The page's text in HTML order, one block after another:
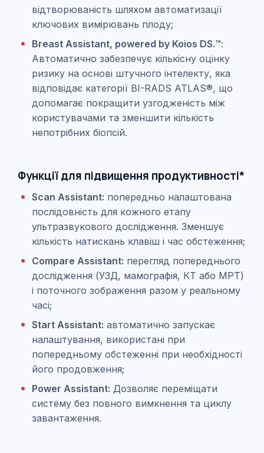
відтворюваність шляхом автоматизації
ключових вимірювань плоду;
Breast Assistant, powered by Koios DS.™:
Автоматично забезпечує кількісну оцінку
ризику на основі штучного інтелекту, яка
відповідає категорії BI-RADS ATLAS®, що
допомагає покращити узгодженість між
користувачами та зменшити кількість
непотрібних біопсій.
Функції для підвищення продуктивності*
Scan Assistant: попередньо налаштована
послідовність для кожного етапу
ультразвукового дослідження. Зменшує
кількість натискань клавіш і час обстеження;
Compare Assistant: перегляд попереднього
дослідження (УЗД, мамографія, КТ або МРТ)
і поточного зображення разом у реальному
часі;
Start Assistant: автоматично запускає
налаштування, використані при
попередньому обстеженні при необхідності
його продовження;
Power Assistant: Дозволяє переміщати
систему без повного вимкнення та циклу
завантаження.